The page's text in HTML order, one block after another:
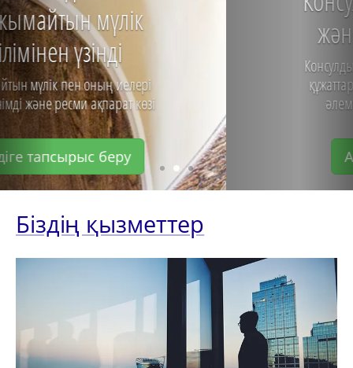
және апостиль қою
Консулдық заңдастыру және шетелдік
құжаттарға апостиль қою және бүкіл
әлем бойынша апостиль қою
Апостиль бағасы
Біздің қызметтер